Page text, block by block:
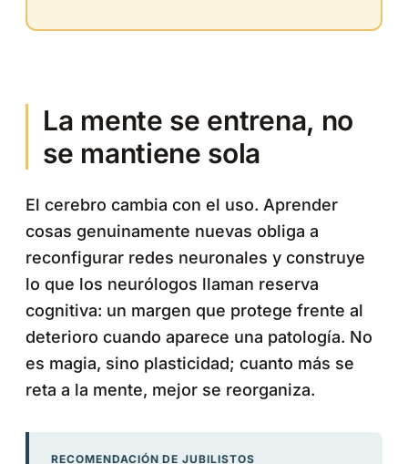
La mente se entrena, no
se mantiene sola
El cerebro cambia con el uso. Aprender
cosas genuinamente nuevas obliga a
reconfigurar redes neuronales y construye
lo que los neurólogos llaman reserva
cognitiva: un margen que protege frente al
deterioro cuando aparece una patología. No
es magia, sino plasticidad; cuanto más se
reta a la mente, mejor se reorganiza.
RECOMENDACIÓN DE JUBILISTOS